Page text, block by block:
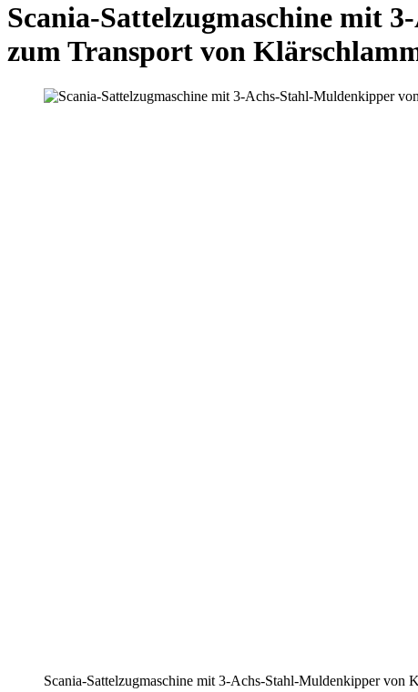
Scania-Sattelzugmaschine mit
zum Transport von
Scania-Sattelzugmaschine mit 3-Achs-Stahl-Muldenkipper